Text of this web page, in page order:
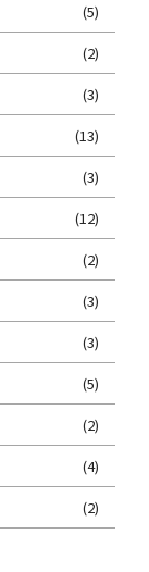
(5)
(2)
(3)
(13)
(3)
(12)
(2)
(3)
(3)
(5)
(2)
(4)
(2)